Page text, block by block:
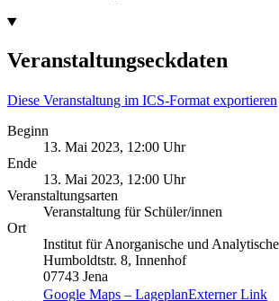
Veranstaltungseckdaten
Diese Veranstaltung im ICS-Format exportieren
Beginn
13. Mai 2023, 12:00 Uhr
Ende
13. Mai 2023, 12:00 Uhr
Veranstaltungsarten
Veranstaltung für Schüler/innen
Ort
Institut für Anorganische und
Humboldtstr. 8, Innenhof
07743 Jena
Google Maps – LageplanExterner Link